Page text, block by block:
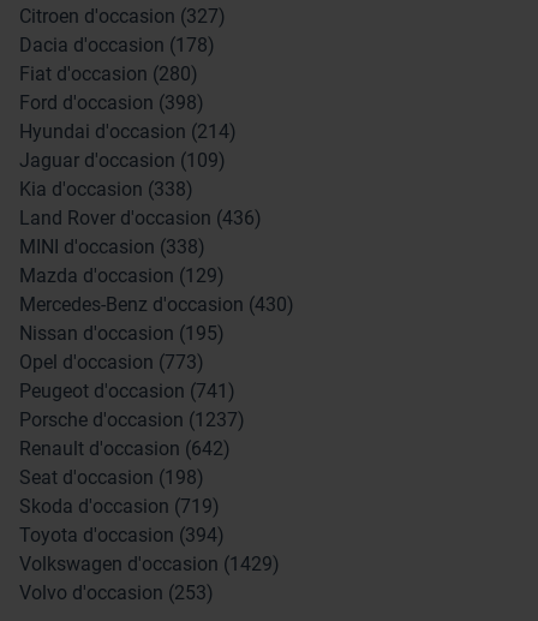
Citroen d'occasion (327)
Dacia d'occasion (178)
Fiat d'occasion (280)
Ford d'occasion (398)
Hyundai d'occasion (214)
Jaguar d'occasion (109)
Kia d'occasion (338)
Land Rover d'occasion (436)
MINI d'occasion (338)
Mazda d'occasion (129)
Mercedes-Benz d'occasion (430)
Nissan d'occasion (195)
Opel d'occasion (773)
Peugeot d'occasion (741)
Porsche d'occasion (1237)
Renault d'occasion (642)
Seat d'occasion (198)
Skoda d'occasion (719)
Toyota d'occasion (394)
Volkswagen d'occasion (1429)
Volvo d'occasion (253)